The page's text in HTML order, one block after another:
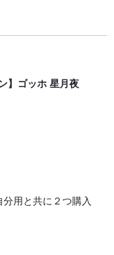
】ゴッホ 星月夜
用と共に２つ購入